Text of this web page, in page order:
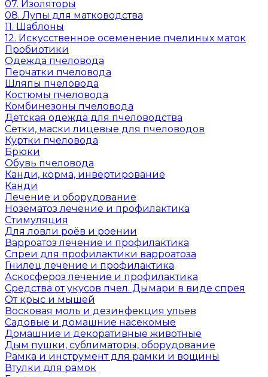
07. Изоляторы
08. Лупы для матководства
11. Шаблоны
12. Искусственное осеменение пчелиных маток
Пробиотики
Одежда пчеловода
Перчатки пчеловода
Шляпы пчеловода
Костюмы пчеловода
Комбинезоны пчеловода
Детская одежда для пчеловодства
Сетки, маски лицевые для пчеловодов
Куртки пчеловода
Брюки
Обувь пчеловода
Канди, корма, инвертирование
Канди
Лечение и оборудование
Нозематоз лечение и профилактика
Стимуляция
Для ловли роёв и роении
Варроатоз лечение и профилактика
Спреи для профилактики варроатоза
Гнилец лечение и профилактика
Аскосфероз лечение и профилактика
Средства от укусов пчел. Дымари в виде спрея
От крыс и мышей
Восковая моль и дезинфекция ульев
Садовые и домашние насекомые
Домашние и декоративные животные
Дым пушки, сублиматоры, оборудование
Рамка и инструмент для рамки и вощины
Втулки для рамок